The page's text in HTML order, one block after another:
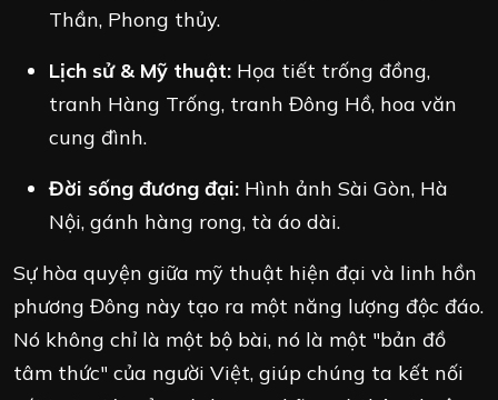
Thần, Phong thủy.
Lịch sử & Mỹ thuật: Họa tiết trống đồng,
tranh Hàng Trống, tranh Đông Hồ, hoa văn
cung đình.
Đời sống đương đại: Hình ảnh Sài Gòn, Hà
Nội, gánh hàng rong, tà áo dài.
Sự hòa quyện giữa mỹ thuật hiện đại và linh hồn
phương Đông này tạo ra một năng lượng độc đáo.
Nó không chỉ là một bộ bài, nó là một "bản đồ
tâm thức" của người Việt, giúp chúng ta kết nối